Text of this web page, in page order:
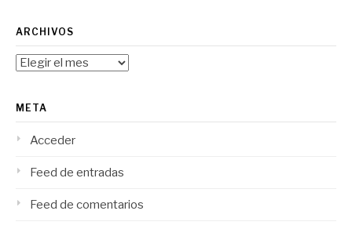
ARCHIVOS
Archivos
META
Acceder
Feed de entradas
Feed de comentarios